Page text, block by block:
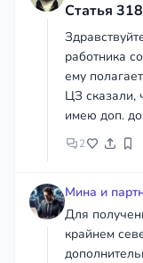
Статья
работника
ему
ЦЗ сказали,
имею доп.
2
Мина и
Для
крайнем